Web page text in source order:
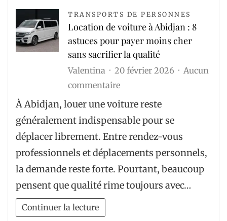
tennis
sans
se
limiter
au
?
TRANSPORTS DE PERSONNES
Location de voiture à Abidjan : 8
astuces pour payer moins cher
sans sacrifier la qualité
Valentina 20 février 2026
Aucun
commentairesur
Location
de
voiture
à
Abidjan
:
8
À Abidjan, louer une voiture reste
généralement indispensable pour se
déplacer librement. Entre rendez-vous
professionnels et déplacements personnels,
la demande reste forte. Pourtant, beaucoup
pensent que qualité rime toujours avec…
Continuer la lecture